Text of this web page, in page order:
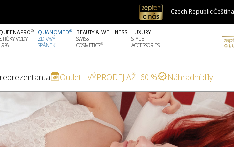
Czech RepublicČeština
®
VODY
QUANOMED®
ZDRAVÝ
SPÁNEK
BEAUTY & WELLNESS
SWISS
COSMETICS®...
LUXURY
STYLE
ACCESSORIES...
Outlet - VÝPRODEJ AŽ -60 % Náhradní díly